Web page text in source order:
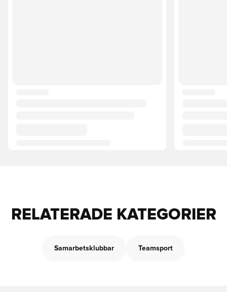
RELATERADE KATEGORIER
Samarbetsklubbar Teamsport